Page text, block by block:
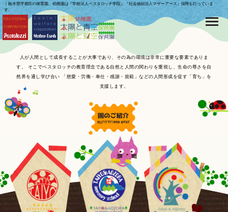
｜栃木県宇都宮の保育園、幼稚園は『学校法人ペスタロッチ学院』『社会福祉法人マザーアース』採用も行っていま
す。
人が人間として成長することが大事であり、その為の環境は非常に重要な要素でありま
す。
そこでペスタロッチの教育理念である自然と人間の関わりを重視し、生命の尊さを自
然界を通し学び合い 「慈愛・労働・奉仕・感謝・規範」などの人間形成を促す「育ち」を
支援します。